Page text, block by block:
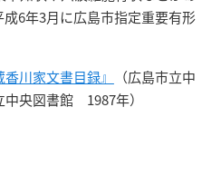
6年3月に広島市指定重要有形
川家文書目録』
（広島市立中
央図書館 1987年）